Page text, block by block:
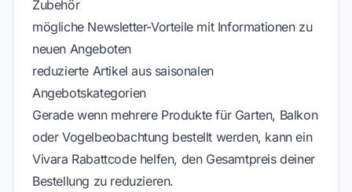
Zubehör
mögliche Newsletter-Vorteile mit Informationen zu
neuen Angeboten
reduzierte Artikel aus saisonalen
Angebotskategorien
Gerade wenn mehrere Produkte für Garten, Balkon
oder Vogelbeobachtung bestellt werden, kann ein
Vivara Rabattcode helfen, den Gesamtpreis deiner
Bestellung zu reduzieren.